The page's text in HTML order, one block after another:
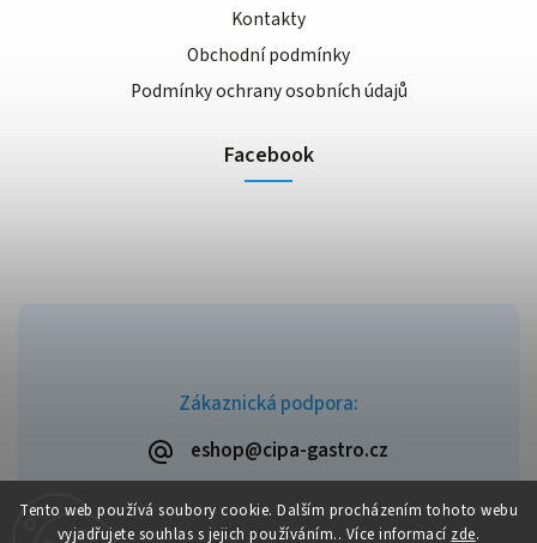
Tento web používá soubory cookie. Dalším procházením tohoto webu
vyjadřujete souhlas s jejich používáním.. Více informací zde.
Zákaznická podpora:
eshop@cipa-gastro.cz
Kontakty
Obchodní podmínky
Podmínky ochrany osobních údajů
Facebook